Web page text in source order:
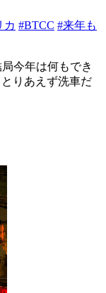
カ #BTCC #来年も
今年は何もでき
りあえず洗車だ